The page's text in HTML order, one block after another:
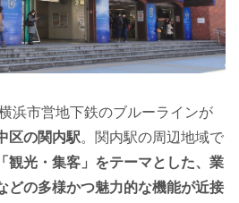
浜市営地下鉄のブルーラインが
区の関内駅。関内駅の周辺地域で
観光・集客」をテーマとした、業
どの多様かつ魅力的な機能が近接